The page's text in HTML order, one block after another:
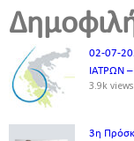
02-07-
ΙΑΤΡΩΝ
3.9k views
3η